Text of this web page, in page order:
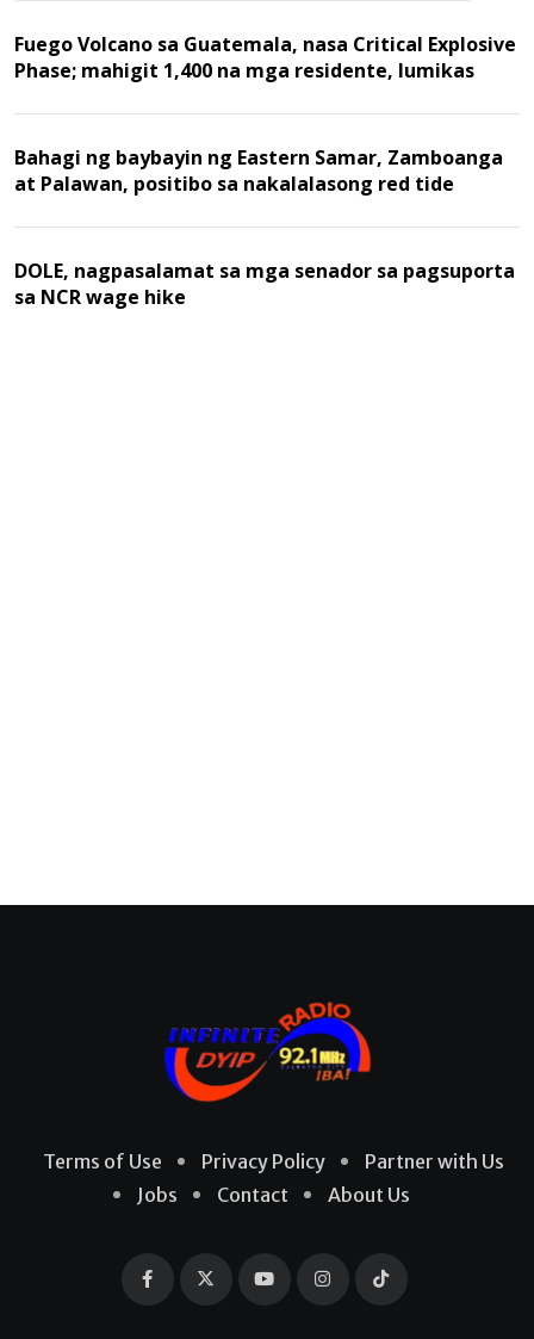
Fuego Volcano sa Guatemala, nasa Critical Explosive
Phase; mahigit 1,400 na mga residente, lumikas
Bahagi ng baybayin ng Eastern Samar, Zamboanga
at Palawan, positibo sa nakalalasong red tide
DOLE, nagpasalamat sa mga senador sa pagsuporta
sa NCR wage hike
Terms of Use Privacy Policy
Partner with Us
Jobs
Contact About Us